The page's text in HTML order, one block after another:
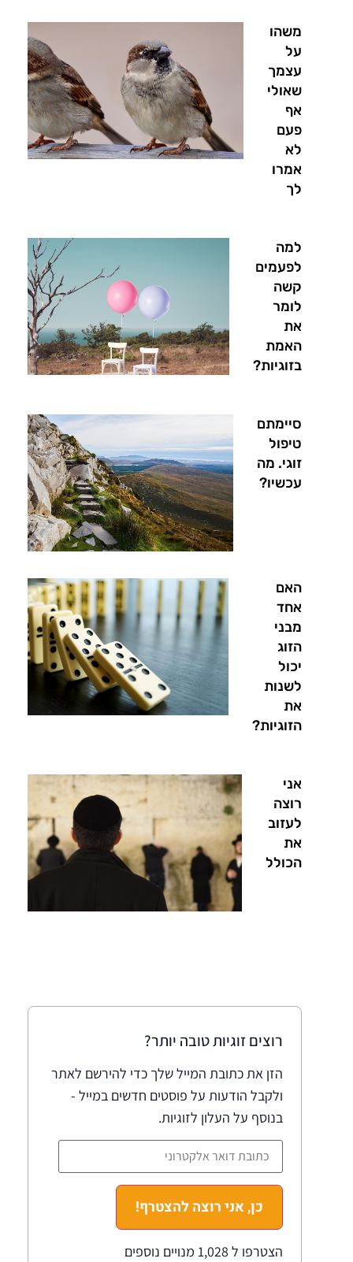
משהו
על
עצמך
שאולי
אף
פעם
לא
אמרו
לך
למה
לפעמים
קשה
לומר
את
האמת
בזוגיות?
סיימתם
טיפול
זוגי. מה
עכשיו?
האם
אחד
מבני
הזוג
יכול
לשנות
את
הזוגיות?
אני
רוצה
לעזוב
את
הכולל
רוצים זוגיות טובה יותר?
הזן את כתובת המייל שלך כדי להירשם לאתר
ולקבל הודעות על פוסטים חדשים במייל -
בנוסף על העלון לזוגיות.
כן, אני רוצה להצטרף!
הצטרפו ל 1,028 מנויים נוספים